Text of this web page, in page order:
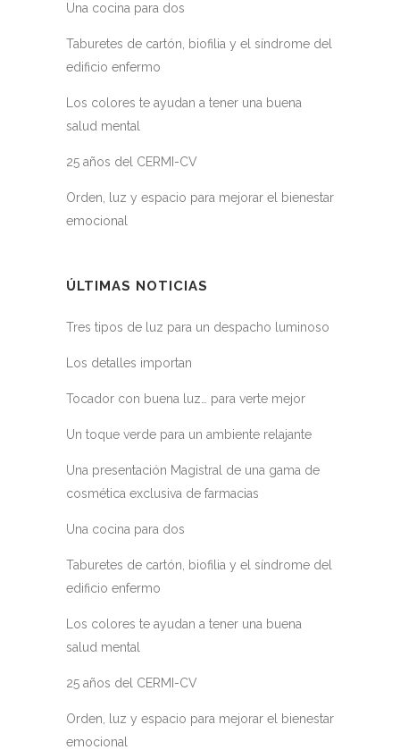
Una cocina para dos
Taburetes de cartón, biofilia y el síndrome del
edificio enfermo
Los colores te ayudan a tener una buena
salud mental
25 años del CERMI-CV
Orden, luz y espacio para mejorar el bienestar
emocional
ÚLTIMAS NOTICIAS
Tres tipos de luz para un despacho luminoso
Los detalles importan
Tocador con buena luz… para verte mejor
Un toque verde para un ambiente relajante
Una presentación Magistral de una gama de
cosmética exclusiva de farmacias
Una cocina para dos
Taburetes de cartón, biofilia y el síndrome del
edificio enfermo
Los colores te ayudan a tener una buena
salud mental
25 años del CERMI-CV
Orden, luz y espacio para mejorar el bienestar
emocional